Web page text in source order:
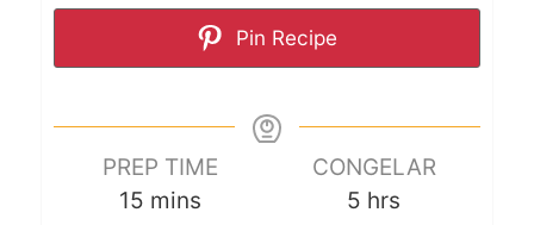
Pin Recipe
PREP TIME
15 mins
CONGELAR
5 hrs